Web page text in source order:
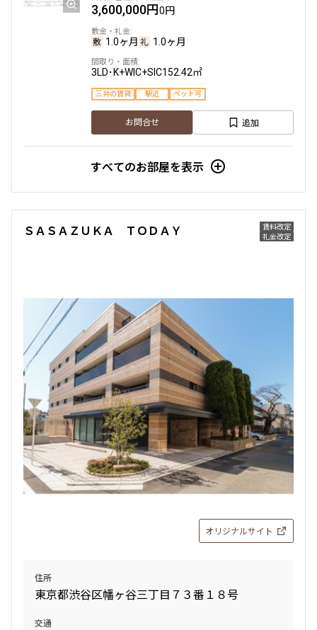
3,600,000円0円
1.0ヶ月 1.0ヶ月
3LD･K+WIC+SIC152.42㎡
三井の賃貸 駅近 ペット可
お問合せ 追加
すべてのお部屋を表示
賃料改定
礼金改定
ＳＡＳＡＺＵＫＡ ＴＯＤＡＹ
オリジナルサイト
住所
東京都渋谷区幡ヶ谷三丁目７３番１８号
交通